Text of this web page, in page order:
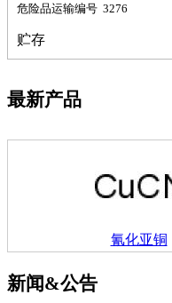
嗪
炔
砷
试纸
钽
碳
糖
危险品运输编号 3276
贮存
最新产品
氰化亚铜
新闻&公告